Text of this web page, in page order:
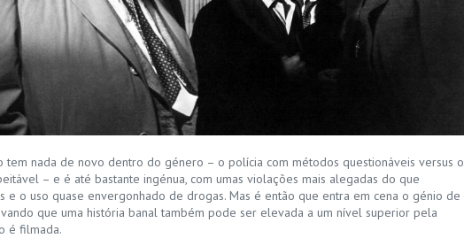
tem nada de novo dentro do género – o polícia com métodos questionáveis versus o
– e é até bastante ingénua, com umas violações mais alegadas do que
e o uso quase envergonhado de drogas. Mas é então que entra em cena o génio de
que uma história banal também pode ser elevada a um nível superior pela
é filmada.